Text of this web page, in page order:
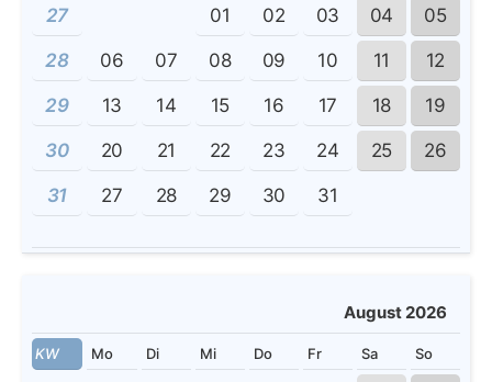
27 01 02 03 04 05
28 06 07 08 09 10 11 12
29 13 14 15 16 17 18 19
30 20 21 22 23 24 25 26
31 27 28 29 30 31
August 2026
KW Mo Di Mi Do Fr Sa So